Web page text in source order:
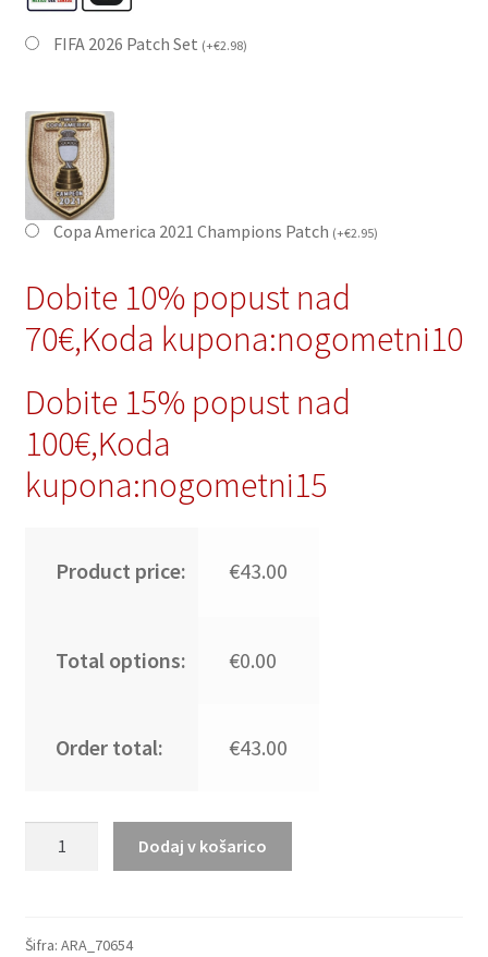
FIFA 2026 Patch Set (+€2.98)
Copa America 2021 Champions Patch (+€2.95)
Dobite 10% popust nad
70€,Koda kupona:nogometni10
Dobite 15% popust nad
100€,Koda
kupona:nogometni15
Product price: €43.00
Total options: €0.00
Order total: €43.00
Domači
Dodaj v košarico
Šifra: ARA_70654